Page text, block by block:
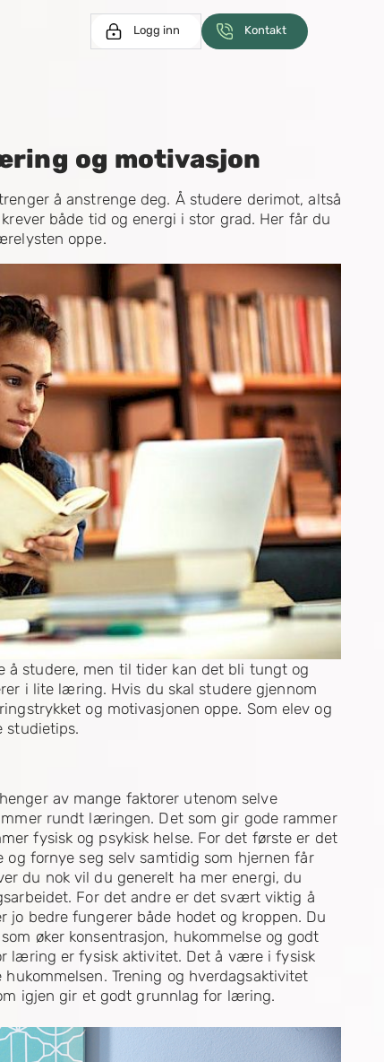
Logg inn Kontakt
og motivasjon
å anstrenge deg. Å studere derimot, altså
både tid og energi i stor grad. Her får du
oppe.
å studere, men til tider kan det bli tungt og
i lite læring. Hvis du skal studere gjennom
og motivasjonen oppe. Som elev og
studietips.
av mange faktorer utenom selve
rundt læringen. Det som gir gode rammer
fysisk og psykisk helse. For det første er det
fornye seg selv samtidig som hjernen får
du nok vil du generelt ha mer energi, du
For det andre er det svært viktig å
bedre fungerer både hodet og kroppen. Du
øker konsentrasjon, hukommelse og godt
læring er fysisk aktivitet. Det å være i fysisk
Trening og hverdagsaktivitet
igjen gir et godt grunnlag for læring.